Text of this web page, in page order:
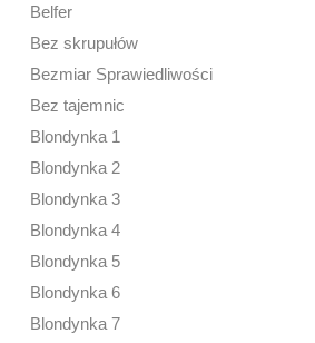
Belfer
Bez skrupułów
Bezmiar Sprawiedliwości
Bez tajemnic
Blondynka 1
Blondynka 2
Blondynka 3
Blondynka 4
Blondynka 5
Blondynka 6
Blondynka 7